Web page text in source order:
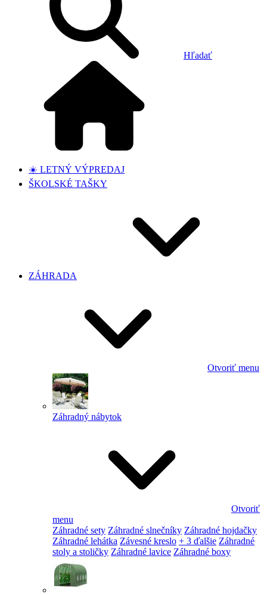
Hľadať
☀️ LETNÝ VÝPREDAJ
ŠKOLSKÉ TAŠKY
ZÁHRADA
Otvoriť menu
Záhradný nábytok
Otvoriť
menu
Záhradné sety Záhradné slnečníky Záhradné hojdačky
Záhradné lehátka Závesné kreslo + 3 ďalšie Záhradné
stoly a stoličky Záhradné lavice Záhradné boxy